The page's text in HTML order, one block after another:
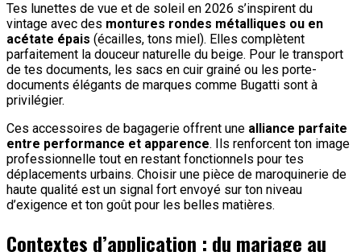
Tes lunettes de vue et de soleil en 2026 s’inspirent du
vintage avec des montures rondes métalliques ou en
acétate épais (écailles, tons miel). Elles complètent
parfaitement la douceur naturelle du beige. Pour le transport
de tes documents, les sacs en cuir grainé ou les porte-
documents élégants de marques comme Bugatti sont à
privilégier.
Ces accessoires de bagagerie offrent une alliance parfaite
entre performance et apparence. Ils renforcent ton image
professionnelle tout en restant fonctionnels pour tes
déplacements urbains. Choisir une pièce de maroquinerie de
haute qualité est un signal fort envoyé sur ton niveau
d’exigence et ton goût pour les belles matières.
Contextes d’application : du mariage au